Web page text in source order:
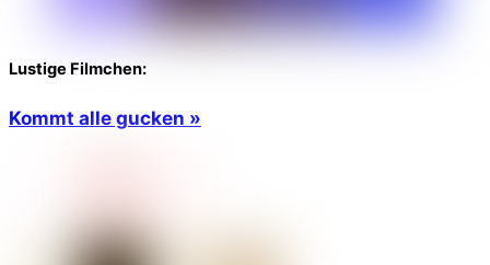
Lustige Filmchen:
Kommt alle gucken »